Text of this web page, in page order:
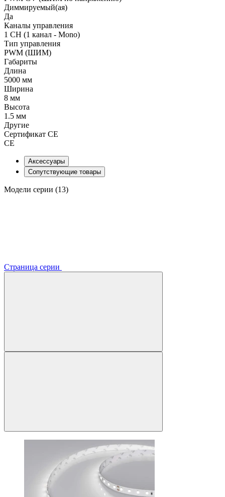
Диммируемый(ая)
Да
Каналы управления
1 CH (1 канал - Mono)
Тип управления
PWM (ШИМ)
Габариты
Длина
5000 мм
Ширина
8 мм
Высота
1.5 мм
Другие
Сертификат CE
CE
Аксессуары
Сопутствующие товары
Модели серии (13)
Страница серии